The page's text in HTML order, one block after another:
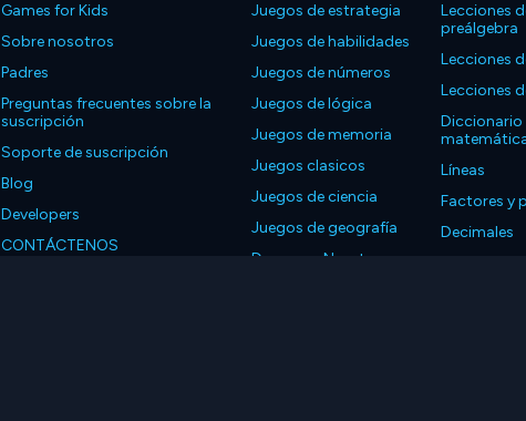
Games for Kids
Sobre nosotros
Padres
Preguntas frecuentes sobre la
suscripción
Soporte de suscripción
Blog
Developers
CONTÁCTENOS
Juegos de estrategia
Juegos de habilidades
Juegos de números
Juegos de lógica
Juegos de memoria
Juegos clasicos
Juegos de ciencia
Juegos de geografía
Descarga Nuestras
Lecciones
preálgebra
Lecciones
Lecciones
Diccionario
Líneas
Factores y
Decimales